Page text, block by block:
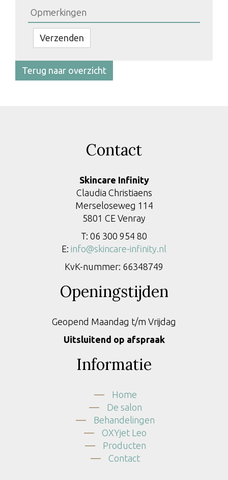
Bedrijfsnaam
Verzenden
Terug naar overzicht
Contact
Skincare Infinity
Claudia Christiaens
Merseloseweg 114
5801 CE Venray
T: 06 300 954 80
E: info@skincare-infinity.nl
KvK-nummer: 66348749
Openingstijden
Geopend Maandag t/m Vrijdag
Uitsluitend op afspraak
Informatie
Home
De salon
Behandelingen
OXYjet Leo
Producten
Contact